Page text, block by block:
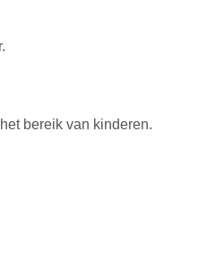
bereik van kinderen.